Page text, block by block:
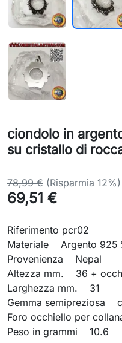
ciondolo in
su cristallo di
78,99 € (Risparmia 12%)
69,51 €
Riferimento pcr02
Materiale Argento 925
Provenienza Nepal
Altezza mm. 36 +
Larghezza mm. 31
Gemma semipreziosa
Foro occhiello per
Peso in grammi 10.6